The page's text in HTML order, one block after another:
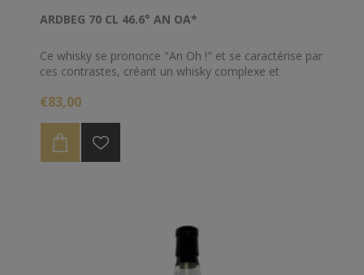
ARDBEG 70 CL 46.6° AN OA*
Ce whisky se prononce "An Oh !" et se caractérise par
ces contrastes, créant un whisky complexe et
trois types de fûts : les fûts de vin espagnol Pedro
carbonisés apportent les notes épicées, les anciens
fûts de Bourbon apportent l’intensité.
€83,00